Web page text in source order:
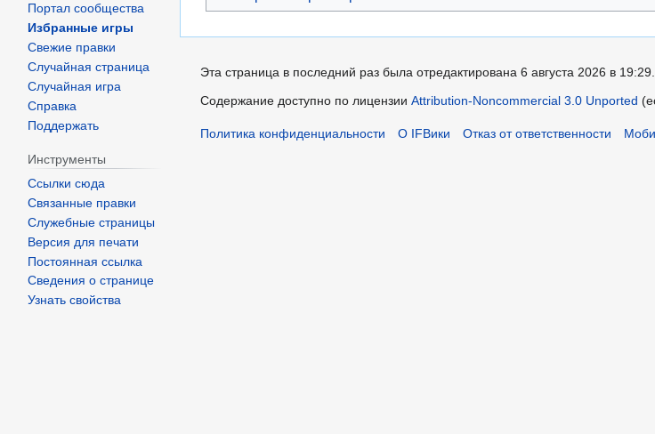
Портал сообщества
Избранные игры
Свежие правки
Случайная страница
Случайная игра
Справка
Поддержать
Инструменты
Ссылки сюда
Связанные правки
Служебные страницы
Версия для печати
Постоянная ссылка
Сведения о странице
Узнать свойства
Эта страница в последний раз была отредактирована 6 августа 2026 в 19:29.
Содержание доступно по лицензииAttribution-Noncommercial 3.0 Unported
Политика конфиденциальности О IFВики Отказ от ответственности